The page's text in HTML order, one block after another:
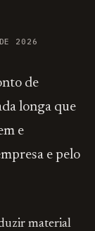
2026
de
longa que
e
e pelo
material